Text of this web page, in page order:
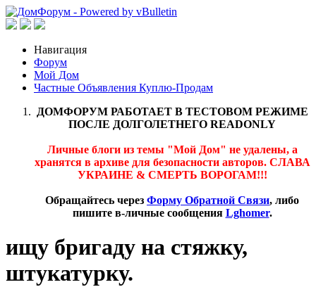
Навигация
Форум
Мой Дом
Частные Объявления Куплю-Продам
ДОМФОРУМ РАБОТАЕТ В ТЕСТОВОМ РЕЖИМЕ
ПОСЛЕ ДОЛГОЛЕТНЕГО READONLY
Личные блоги из темы "Мой Дом" не удалены, а
хранятся в архиве для безопасности авторов. СЛАВА
УКРАИНЕ & СМЕРТЬ ВОРОГАМ!!!
Обращайтесь через Форму Обратной Связи, либо
пишите в-личные сообщения Lghomer.
ищу бригаду на стяжку,
штукатурку.